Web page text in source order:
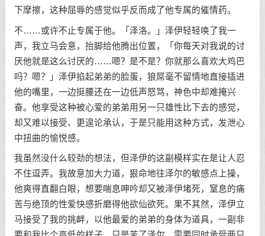
下摩擦，这种屈辱的感觉似乎反而成了他专属的催情药。
不……或许不止专属于他。「泽洛。」泽伊轻轻唤了我一
声，我立马会意，抬脚给他腾出位置，「你每天对我说的讨
厌他就是这么讨厌的……嗯？是不是？你就那么喜欢大鸡巴
吗？嗯？」泽伊掐起弟弟的脸蛋，狼屌毫不留情地直接插进
他的嘴里，一边挺腰还在一边低声怒骂，神色中却难掩兴
奋。他享受这种被心爱的弟弟用另一只雄性比下去的感觉，
却又难以接受、更遑论承认，于是只能用这种方式，发泄心
中扭曲的愉悦感。
我虽然没什么较劲的想法，但泽伊的这副模样实在是让人忍
不住逗弄。我故意加大力道，狠命地往泽尔的敏感点上操，
他爽得直翻白眼，想要喘息呻吟却又被泽伊堵死，窒息的痛
苦与绝顶的性爱快感折磨得他欲仙欲死。果不其然，泽伊立
马接受了我的挑衅，以他最爱的弟弟的身体为道具，一副非